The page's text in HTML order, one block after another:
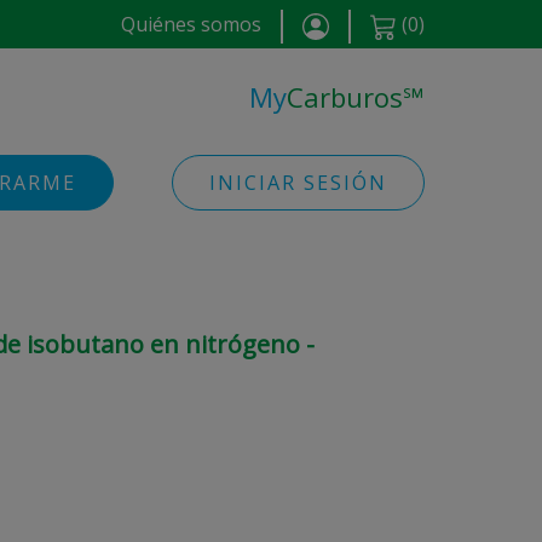
Quiénes somos (0)
MyCarburos℠
INICIAR SESIÓN
isobutano en nitrógeno -